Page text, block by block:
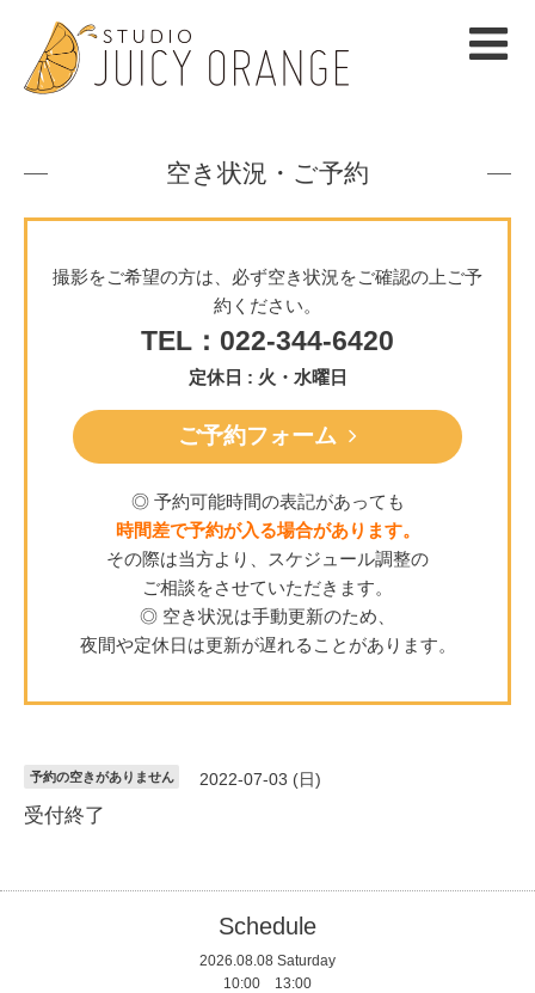
空き状況・ご予約
撮影をご希望の方は、必ず空き状況をご確認の上ご予
約ください。
TEL：022-344-6420
定休日 : 火・水曜日
ご予約フォーム
◎ 予約可能時間の表記があっても
時間差で予約が入る場合があります。
その際は当方より、スケジュール調整の
ご相談をさせていただきます。
◎ 空き状況は手動更新のため、
夜間や定休日は更新が遅れることがあります。
予約の空きがありません 2022-07-03 (日)
受付終了
Schedule
2026.08.08 Saturday
10:00 13:00